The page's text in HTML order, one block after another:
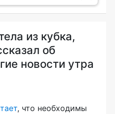
из кубка,
об
новости утра
, что необходимы